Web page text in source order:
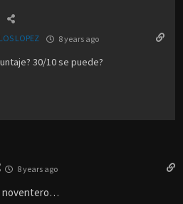
LOPEZ 8 years ago
30/10 se puede?
8 years ago
noventero…